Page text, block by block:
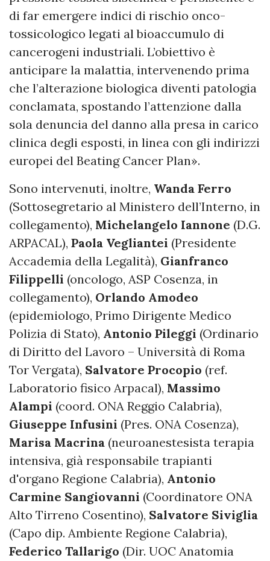
di far emergere indici di rischio onco-
tossicologico legati al bioaccumulo di
cancerogeni industriali. L’obiettivo è
anticipare la malattia, intervenendo prima
che l’alterazione biologica diventi patologia
conclamata, spostando l’attenzione dalla
sola denuncia del danno alla presa in carico
clinica degli esposti, in linea con gli indirizzi
europei del Beating Cancer Plan».
Sono intervenuti, inoltre, Wanda Ferro
(Sottosegretario al Ministero dell’Interno, in
collegamento), Michelangelo Iannone (D.G.
ARPACAL), Paola Vegliantei (Presidente
Accademia della Legalità), Gianfranco
Filippelli (oncologo, ASP Cosenza, in
collegamento), Orlando Amodeo
(epidemiologo, Primo Dirigente Medico
Polizia di Stato), Antonio Pileggi (Ordinario
di Diritto del Lavoro – Università di Roma
Tor Vergata), Salvatore Procopio (ref.
Laboratorio fisico Arpacal), Massimo
Alampi (coord. ONA Reggio Calabria),
Giuseppe Infusini (Pres. ONA Cosenza),
Marisa Macrina (neuroanestesista terapia
intensiva, già responsabile trapianti
d'organo Regione Calabria), Antonio
Carmine Sangiovanni (Coordinatore ONA
Alto Tirreno Cosentino), Salvatore Siviglia
(Capo dip. Ambiente Regione Calabria),
Federico Tallarigo (Dir. UOC Anatomia